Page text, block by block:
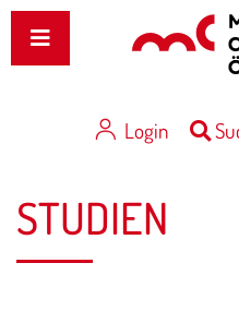
Login
STUDIEN